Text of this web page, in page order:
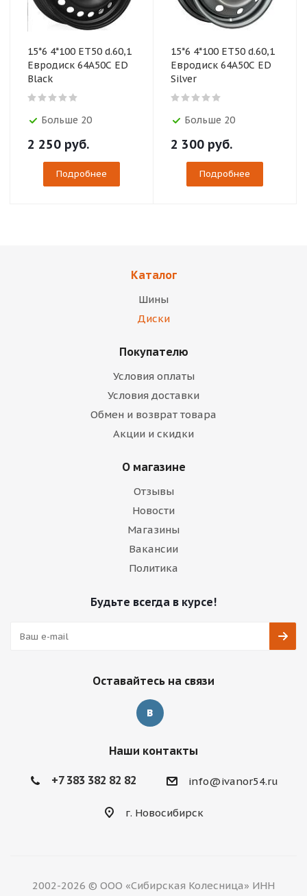
15*6 4*100 ET50 d.60,1
Евродиск 64A50C ED
Black
Больше 20
2 250 руб.
Подробнее
15*6 4*100 ET50 d.60,1
Евродиск 64A50C ED
Silver
Больше 20
2 300 руб.
Подробнее
Каталог
Шины
Диски
Покупателю
Условия оплаты
Условия доставки
Обмен и возврат товара
Акции и скидки
О магазине
Отзывы
Новости
Магазины
Вакансии
Политика
Будьте всегда в курсе!
Оставайтесь на связи
Наши контакты
+7 383 382 82 82 info@ivanor54.ru
г. Новосибирск
2002-2026 © ООО «Сибирская Колесница» ИНН